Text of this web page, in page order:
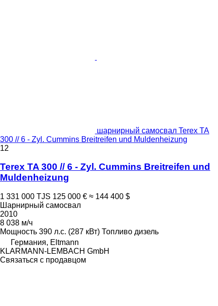
шарнирный самосвал Terex TA
300 // 6 - Zyl. Cummins Breitreifen und Muldenheizung
12
Terex TA 300 // 6 - Zyl. Cummins Breitreifen und
Muldenheizung
1 331 000 TJS 125 000 € ≈ 144 400 $
Шарнирный самосвал
2010
8 038 м/ч
Мощность 390 л.с. (287 кВт) Топливо дизель
Германия, Eltmann
KLARMANN-LEMBACH GmbH
Связаться с продавцом